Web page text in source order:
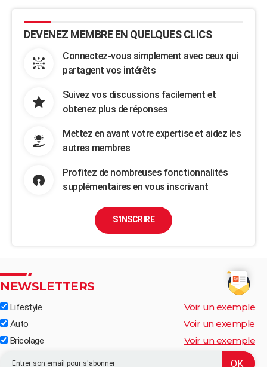
DEVENEZ MEMBRE EN QUELQUES CLICS
Connectez-vous simplement avec ceux qui
partagent vos intérêts
Suivez vos discussions facilement et
obtenez plus de réponses
Mettez en avant votre expertise et aidez les
autres membres
Profitez de nombreuses fonctionnalités
supplémentaires en vous inscrivant
S'INSCRIRE
NEWSLETTERS
Lifestyle Voir un exemple
Auto Voir un exemple
Bricolage Voir un exemple